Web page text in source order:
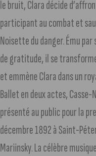
le bruit, Clara décide
participant au combat et
Noisette du danger. Ému
de gratitude, il se
et emmène Clara dans un
Ballet en deux actes,
présenté au public pour la
décembre 1892 à Saint-
Mariinsky. La célèbre